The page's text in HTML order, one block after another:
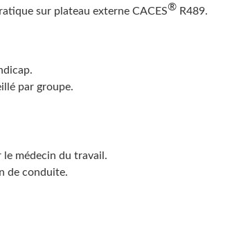
sur plateau externe CACES® R489.
par groupe.
médecin du travail.
de conduite.